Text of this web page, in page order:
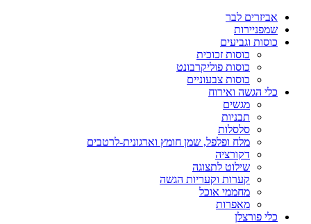
אביזרים לבר
שמפניירות
כוסות וגביעים
כוסות זכוכית
כוסות פוליקרבונט
כוסות צבעוניים
כלי הגשה ואירוח
מגשים
תבניות
סלסלות
מלח ופלפל, שמן חומץ וארגונית-לרטבים
דקורציה
שילוט לתצוגה
קערות וקעריות הגשה
מחממי אוכל
מאפרות
כלי פורצלן